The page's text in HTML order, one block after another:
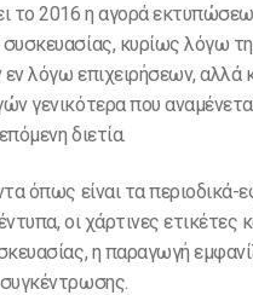
το 2016 η αγορά
κυρίως λόγω
λόγω επιχειρήσεων, αλλά
γενικότερα που
διετία.
όπως είναι τα περιοδικά-
οι χάρτινες ετικέτες
η παραγωγή